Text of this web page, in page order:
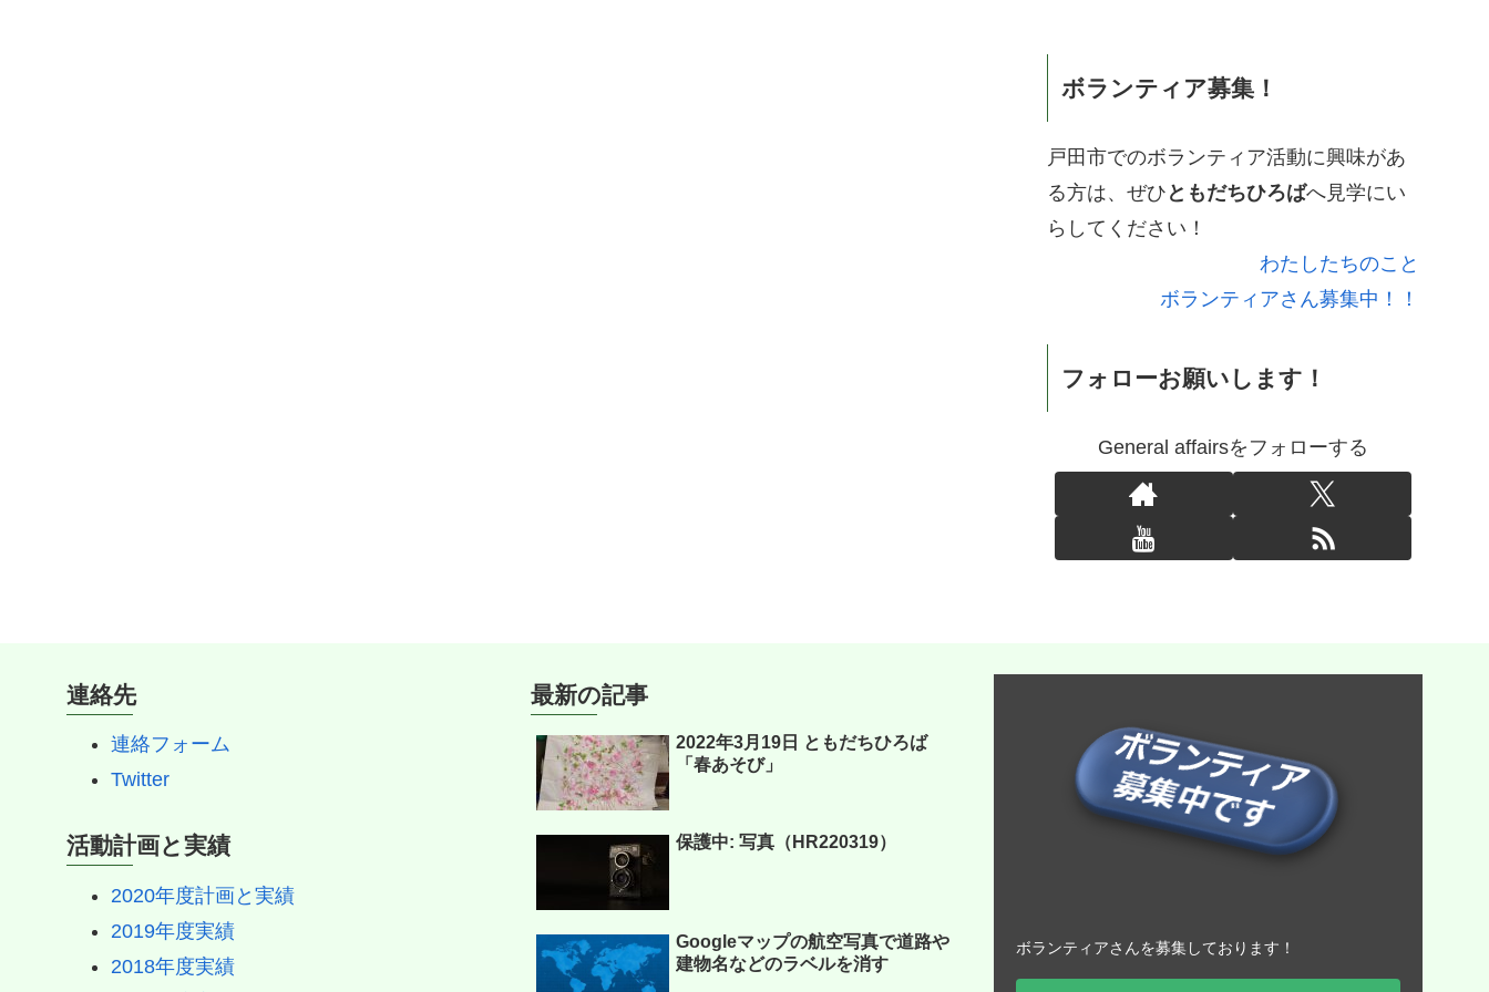
ボランティア募集！
戸田市でのボランティア活動に興味があ
る方は、ぜひ ともだちひろばへ見学にい
らしてください！
わたしたちのこと
ボランティアさん募集中！！
フォローお願いします！
General affairsをフォローする
連絡先
連絡フォーム
Twitter
活動計画と実績
2020年度計画と実績
2019年度実績
2018年度実績
最新の記事
2022年3月19日 ともだちひろば
「春あそび」
保護中: 写真（HR220319）
Googleマップの航空写真で道路や
建物名などのラベルを消す
ボランティアさんを募集しております！